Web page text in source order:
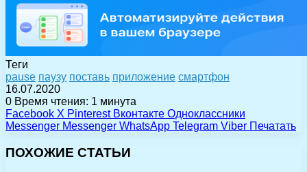
Теги
pause паузу поставь приложение смартфон
16.07.2020
0 Время чтения: 1 минута
Facebook X Pinterest Вконтакте Одноклассники
Messenger Messenger WhatsApp Telegram Viber Печатать
ПОХОЖИЕ СТАТЬИ